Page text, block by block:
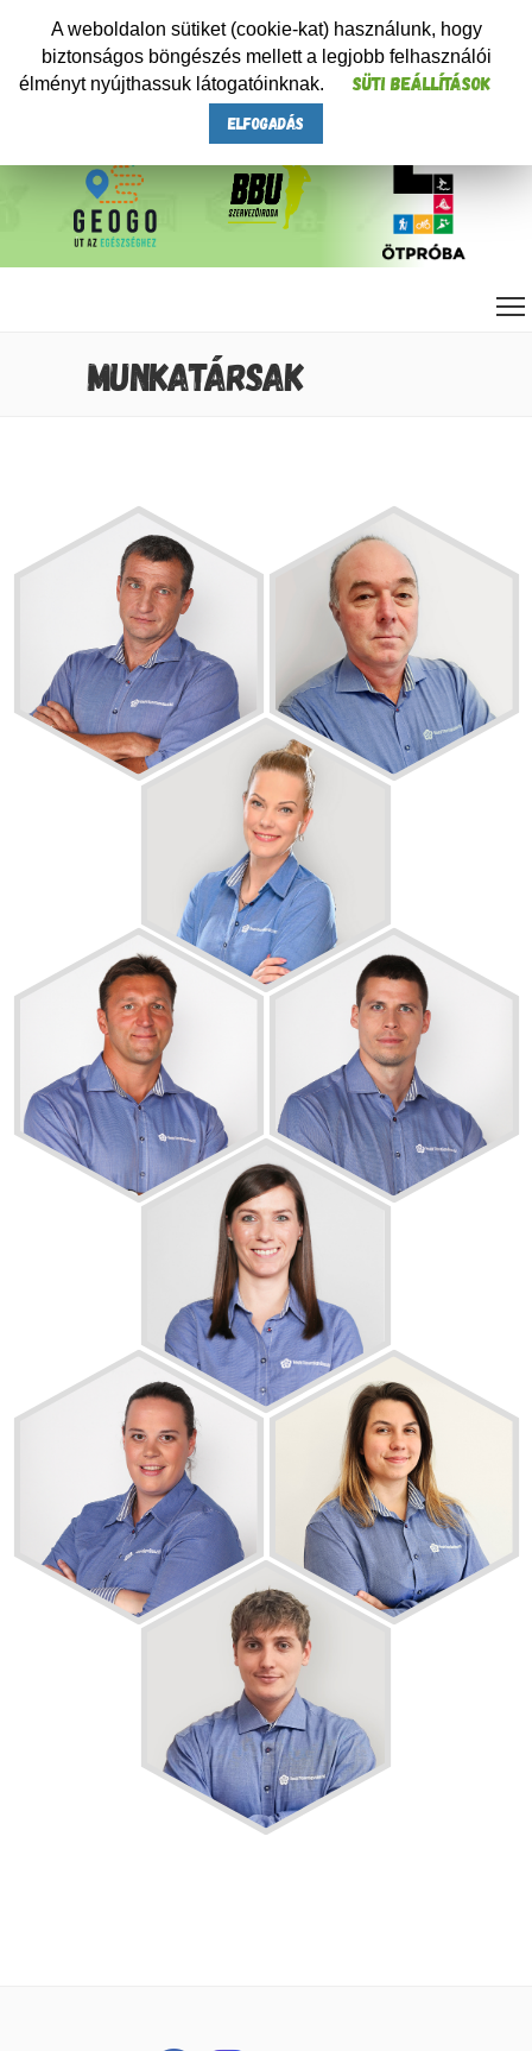
MUNKATÁRSAK
A weboldalon sütiket (cookie-kat) használunk, hogy
biztonságos böngészés mellett a legjobb felhasználói
élményt nyújthassuk látogatóinknak.
Süti beállítások
ELFOGADÁS